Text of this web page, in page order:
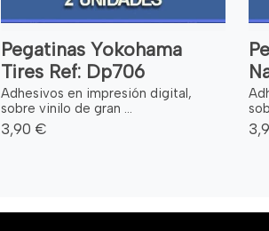
Pegatinas Yokohama
Tires Ref: Dp706
Adhesivos en impresión digital,
sobre vinilo de gran ...
3,90 €